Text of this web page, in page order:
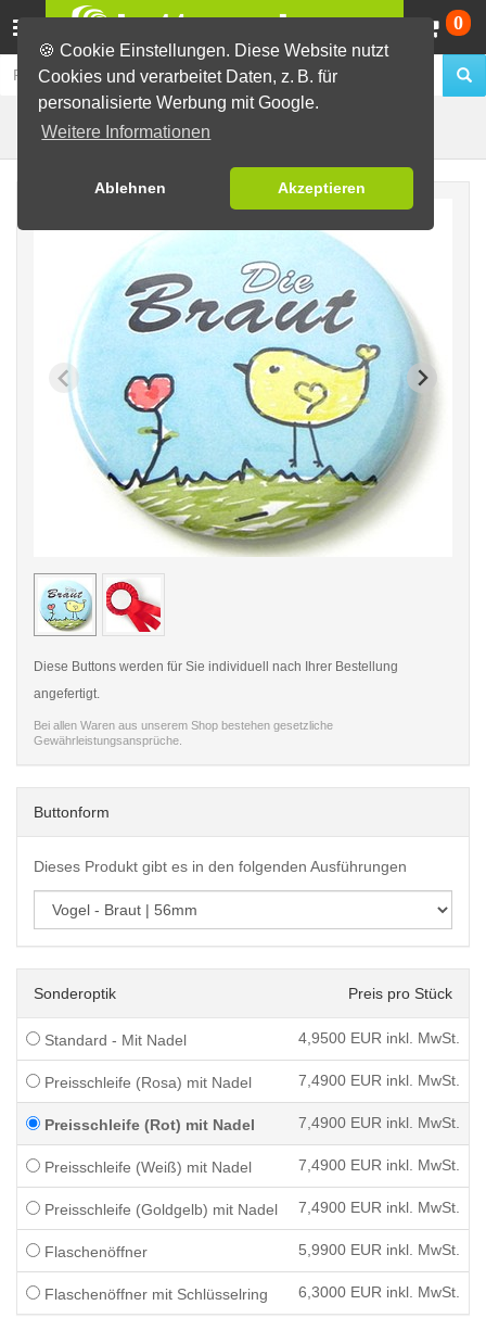
🍪 Cookie Einstellungen. Diese Website nutzt
Cookies und verarbeitet Daten, z. B. für
personalisierte Werbung mit Google.
Weitere Informationen
Ablehnen Akzeptieren
0
Fertig-Sortiment JGA / Hochzeit
< /picture>
Diese Buttons werden für Sie individuell nach Ihrer Bestellung
angefertigt.
Bei allen Waren aus unserem Shop bestehen gesetzliche
Gewährleistungsansprüche.
Buttonform
Dieses Produkt gibt es in den folgenden Ausführungen
Sonderoptik Preis pro Stück
Standard - Mit Nadel 4,9500 EUR inkl. MwSt.
Preisschleife (Rosa) mit Nadel 7,4900 EUR inkl. MwSt.
Preisschleife (Rot) mit Nadel 7,4900 EUR inkl. MwSt.
Preisschleife (Weiß) mit Nadel 7,4900 EUR inkl. MwSt.
Preisschleife (Goldgelb) mit Nadel 7,4900 EUR inkl. MwSt.
Flaschenöffner 5,9900 EUR inkl. MwSt.
Flaschenöffner mit Schlüsselring 6,3000 EUR inkl. MwSt.